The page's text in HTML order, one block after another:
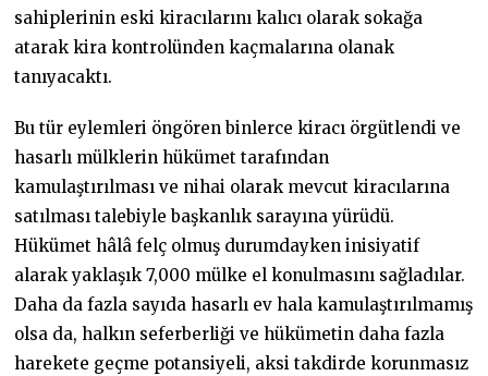
sahiplerinin eski kiracılarını kalıcı olarak sokağa
atarak kira kontrolünden kaçmalarına olanak
tanıyacaktı.
Bu tür eylemleri öngören binlerce kiracı örgütlendi ve
hasarlı mülklerin hükümet tarafından
kamulaştırılması ve nihai olarak mevcut kiracılarına
satılması talebiyle başkanlık sarayına yürüdü.
Hükümet hâlâ felç olmuş durumdayken inisiyatif
alarak yaklaşık 7,000 mülke el konulmasını sağladılar.
Daha da fazla sayıda hasarlı ev hala kamulaştırılmamış
olsa da, halkın seferberliği ve hükümetin daha fazla
harekete geçme potansiyeli, aksi takdirde korunmasız